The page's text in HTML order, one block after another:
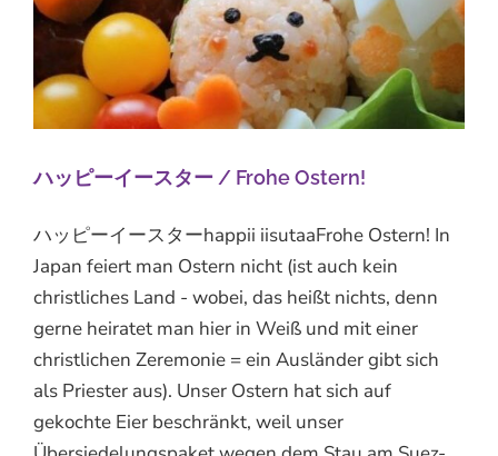
ハッピーイースター / Frohe Ostern!
ハッピーイースターhappii iisutaaFrohe Ostern! In
Japan feiert man Ostern nicht (ist auch kein
christliches Land - wobei, das heißt nichts, denn
gerne heiratet man hier in Weiß und mit einer
christlichen Zeremonie = ein Ausländer gibt sich
als Priester aus). Unser Ostern hat sich auf
gekochte Eier beschränkt, weil unser